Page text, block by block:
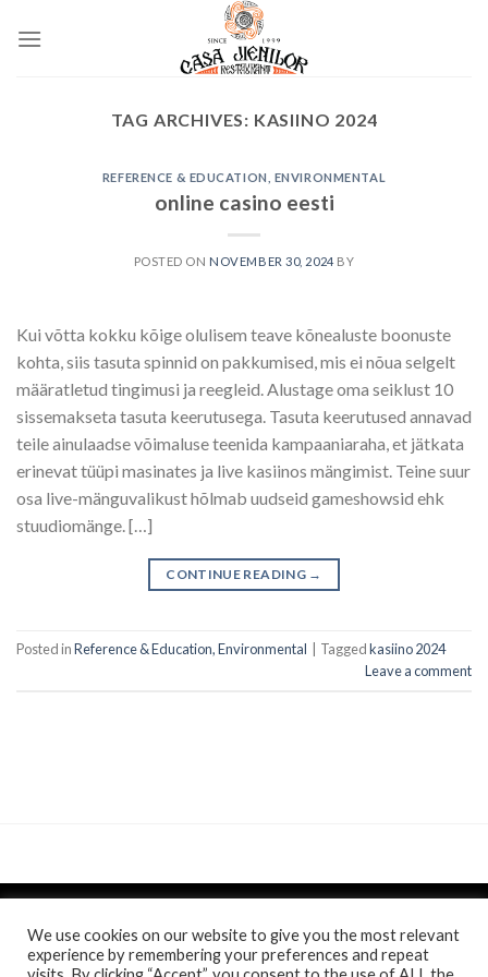
TAG ARCHIVES: KASIINO 2024
REFERENCE & EDUCATION, ENVIRONMENTAL
online casino eesti
POSTED ON NOVEMBER 30, 2024 BY
Kui võtta kokku kõige olulisem teave kõnealuste boonuste
kohta, siis tasuta spinnid on pakkumised, mis ei nõua selgelt
määratletud tingimusi ja reegleid. Alustage oma seiklust 10
sissemakseta tasuta keerutusega. Tasuta keerutused annavad
teile ainulaadse võimaluse teenida kampaaniaraha, et jätkata
erinevat tüüpi masinates ja live kasiinos mängimist. Teine suur
osa live-mänguvalikust hõlmab uudseid gameshowsid ehk
stuudiomänge. […]
CONTINUE READING →
Posted inReference & Education, Environmental Taggedkasiino 2024
Leave a comment
We use cookies on our website to give you the most relevant
experience by remembering your preferences and repeat